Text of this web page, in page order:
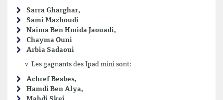
Sarra Gharghar,
Sami Mazhoudi
Naima Ben Hmida Jaouadi,
Chayma Ouni
Arbia Sadaoui
v Les gagnants des Ipad mini sont:
Achref Besbes,
Hamdi Ben Alya,